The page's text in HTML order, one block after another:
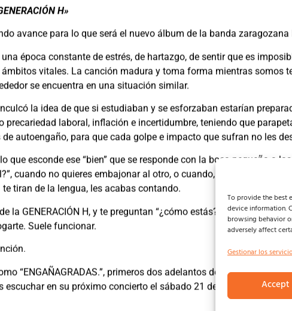
To provide the best
device information.
browsing behavior
adversely affect
Gestionar los
Accept
H»
avance para lo que será el nuevo álbum de la banda zaragozana
una época constante de estrés, de hartazgo, de sentir que es
vitales. La canción madura y toma forma mientras somos
se encuentra en una situación similar.
la idea de que si estudiaban y se esforzaban estarían
precariedad laboral, inflación e incertidumbre, teniendo que
autoengaño, para que cada golpe e impacto que sufran no les
lo que esconde ese “bien” que se responde con la boca pequeña a
cuando no quieres embajonar al otro, o cuando, casi, no sabes
tiran de la lengua, les acabas contando.
la GENERACIÓN H, y te preguntan “¿cómo estás?”, puedes poner
Suele funcionar.
“ENGAÑAGRADAS.”, primeros dos adelantos de su segundo
escuchar en su próximo concierto el sábado 21 de junio en Madrid,